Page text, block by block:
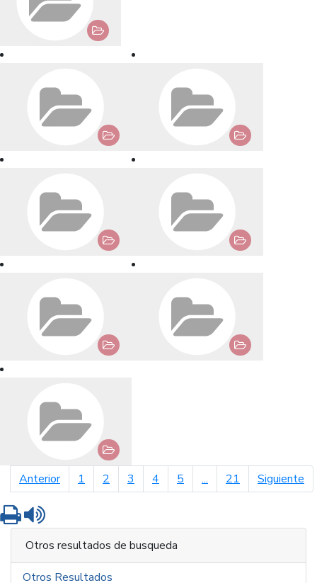
Anteriorpágina anterior
1 2 3 4 5 ... 21 Siguiente
Imprimir
Otros resultados de busqueda
Otros Resultados